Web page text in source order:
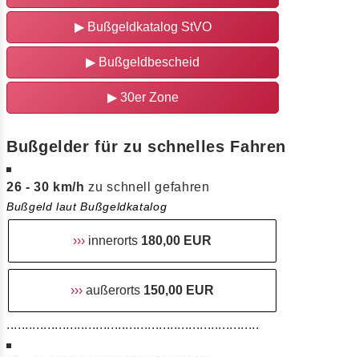
▶Bußgeldkatalog StVO
▶ Bußgeldbescheid
▶30er Zone
Bußgelder für zu schnelles Fahren
26 - 30 km/h zu schnell gefahren
Bußgeld laut Bußgeldkatalog
››› innerorts 180,00 EUR
››› außerorts 150,00 EUR
....................................................................